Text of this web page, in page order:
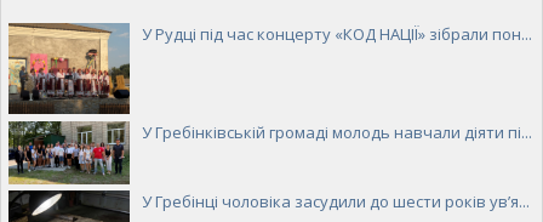
У Рудці під час концерту «КОД НАЦІЇ» зібрали пон...
У Гребінківській громаді молодь навчали діяти пі...
У Гребінці чоловіка засудили до шести років ув’я...